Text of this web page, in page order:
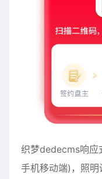
织梦dedecms响应
手机移动端)，照